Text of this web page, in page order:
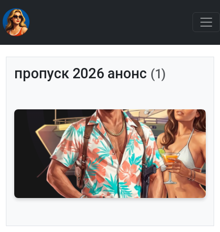
пропуск 2026 анонс (1)